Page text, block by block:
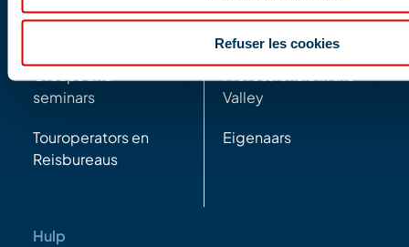
Refuser les cookies
Groups and
seminars
Touroperators en
Reisbureaus
Partners
Professionals in the
Valley
Eigenaars
Hulp